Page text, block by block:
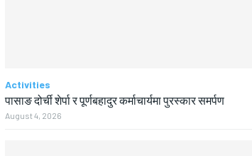
Activities
पासाङ दोर्ची शेर्पा र पूर्णबहादुर कर्माचार्यमा पुरस्कार समर्पण
August 4, 2026